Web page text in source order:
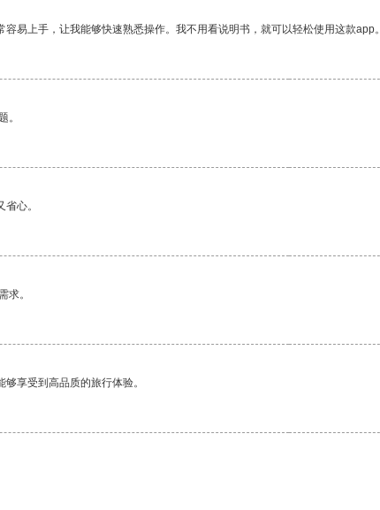
易上手，让我能够快速熟悉操作。我不用看说明书，就可以轻松使用这款app。
。
心。
求。
享受到高品质的旅行体验。